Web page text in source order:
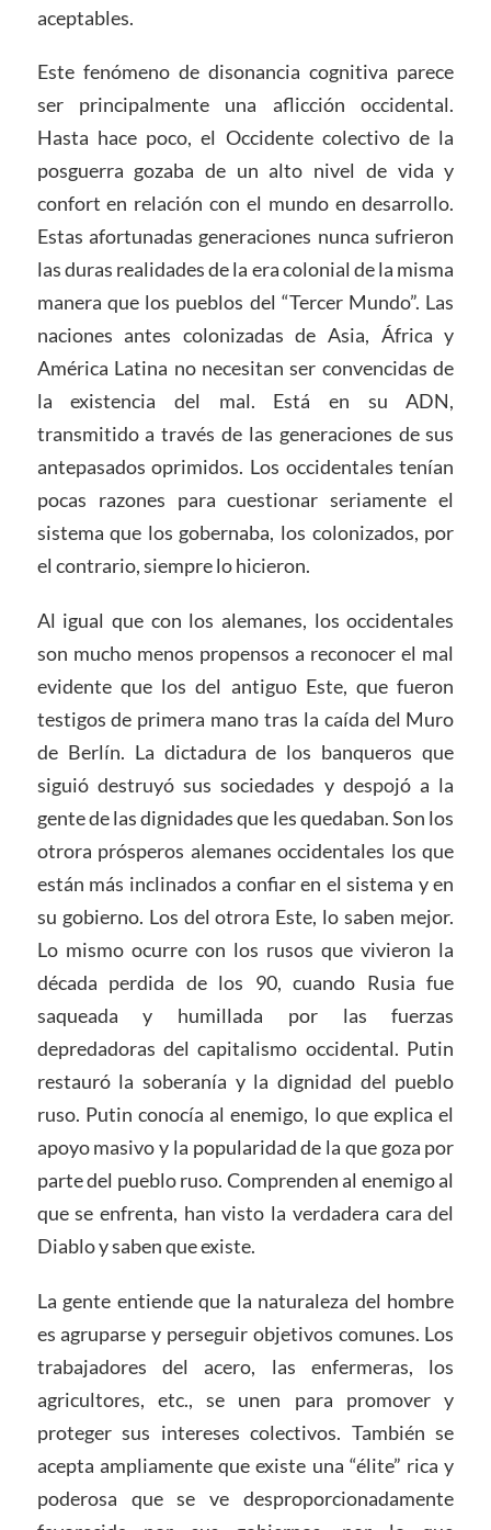
aceptables.
Este fenómeno de disonancia cognitiva parece
ser principalmente una aflicción occidental.
Hasta hace poco, el Occidente colectivo de la
posguerra gozaba de un alto nivel de vida y
confort en relación con el mundo en desarrollo.
Estas afortunadas generaciones nunca sufrieron
las duras realidades de la era colonial de la misma
manera que los pueblos del “Tercer Mundo”. Las
naciones antes colonizadas de Asia, África y
América Latina no necesitan ser convencidas de
la existencia del mal. Está en su ADN,
transmitido a través de las generaciones de sus
antepasados oprimidos. Los occidentales tenían
pocas razones para cuestionar seriamente el
sistema que los gobernaba, los colonizados, por
el contrario, siempre lo hicieron.
Al igual que con los alemanes, los occidentales
son mucho menos propensos a reconocer el mal
evidente que los del antiguo Este, que fueron
testigos de primera mano tras la caída del Muro
de Berlín. La dictadura de los banqueros que
siguió destruyó sus sociedades y despojó a la
gente de las dignidades que les quedaban. Son los
otrora prósperos alemanes occidentales los que
están más inclinados a confiar en el sistema y en
su gobierno. Los del otrora Este, lo saben mejor.
Lo mismo ocurre con los rusos que vivieron la
década perdida de los 90, cuando Rusia fue
saqueada y humillada por las fuerzas
depredadoras del capitalismo occidental. Putin
restauró la soberanía y la dignidad del pueblo
ruso. Putin conocía al enemigo, lo que explica el
apoyo masivo y la popularidad de la que goza por
parte del pueblo ruso. Comprenden al enemigo al
que se enfrenta, han visto la verdadera cara del
Diablo y saben que existe.
La gente entiende que la naturaleza del hombre
es agruparse y perseguir objetivos comunes. Los
trabajadores del acero, las enfermeras, los
agricultores, etc., se unen para promover y
proteger sus intereses colectivos. También se
acepta ampliamente que existe una “élite” rica y
poderosa que se ve desproporcionadamente